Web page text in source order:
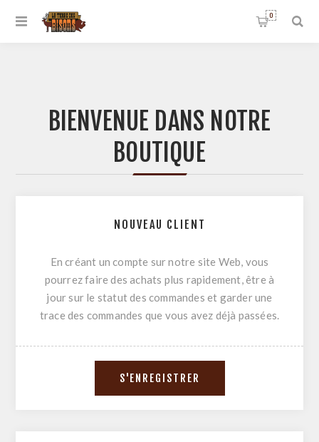
0
BIENVENUE DANS NOTRE
BOUTIQUE
NOUVEAU CLIENT
En créant un compte sur notre site Web, vous
pourrez faire des achats plus rapidement, être à
jour sur le statut des commandes et garder une
trace des commandes que vous avez déjà passées.